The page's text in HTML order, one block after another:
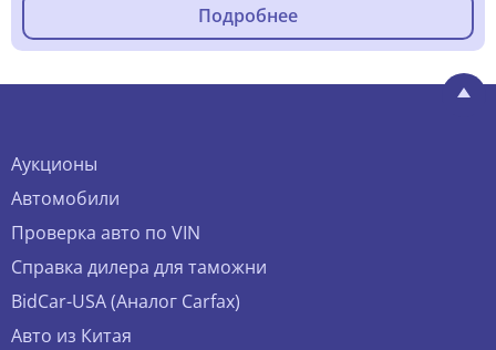
Подробнее
Аукционы
Автомобили
Проверка авто по VIN
Справка дилера для таможни
BidCar-USA (Аналог Carfax)
Авто из Китая